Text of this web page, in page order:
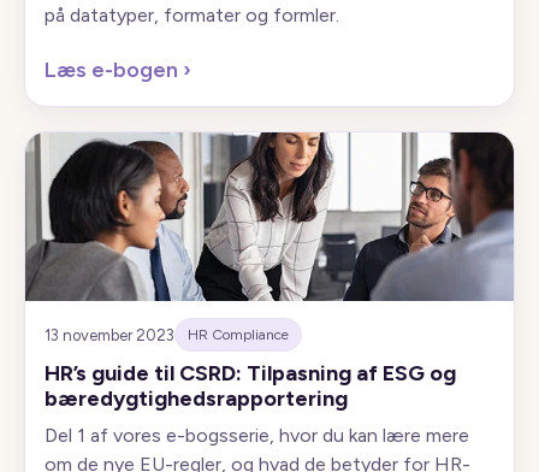
på datatyper, formater og formler.
Læs e-bogen ›
13 november 2023 HR Compliance
HR’s guide til CSRD: Tilpasning af ESG og
bæredygtighedsrapportering
Del 1 af vores e-bogsserie, hvor du kan lære mere
om de nye EU-regler, og hvad de betyder for HR-